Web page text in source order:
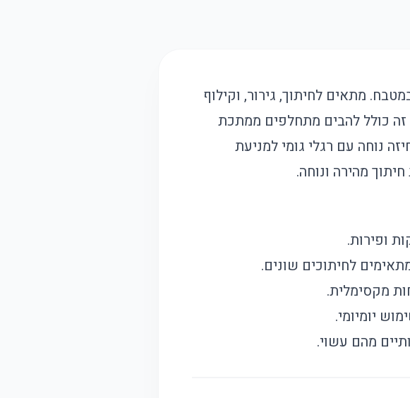
מתאים לחיתוך, גירור, וקילוף
זה כולל להבים מתחלפים ממתכת
נוחה עם רגלי גומי למניעת
מהירה ונוחה.
ופירות.
מקסימלית.
יומיומי.
מהם עשוי.